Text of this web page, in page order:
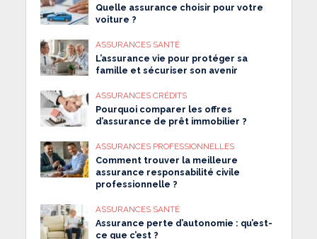
Quelle assurance choisir pour votre
voiture ?
ASSURANCES SANTÉ
L’assurance vie pour protéger sa
famille et sécuriser son avenir
ASSURANCES CRÉDITS
Pourquoi comparer les offres
d’assurance de prêt immobilier ?
ASSURANCES PROFESSIONNELLES
Comment trouver la meilleure
assurance responsabilité civile
professionnelle ?
ASSURANCES SANTÉ
Assurance perte d’autonomie : qu’est-
ce que c’est ?